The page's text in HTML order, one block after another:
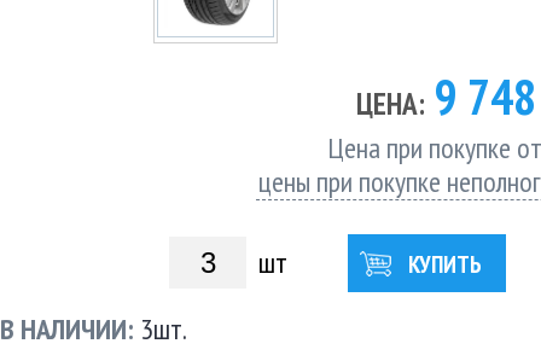
ЦЕНА: 9
Цена при покупке
цены при покупке
шт КУПИТЬ
В НАЛИЧИИ: 3шт.